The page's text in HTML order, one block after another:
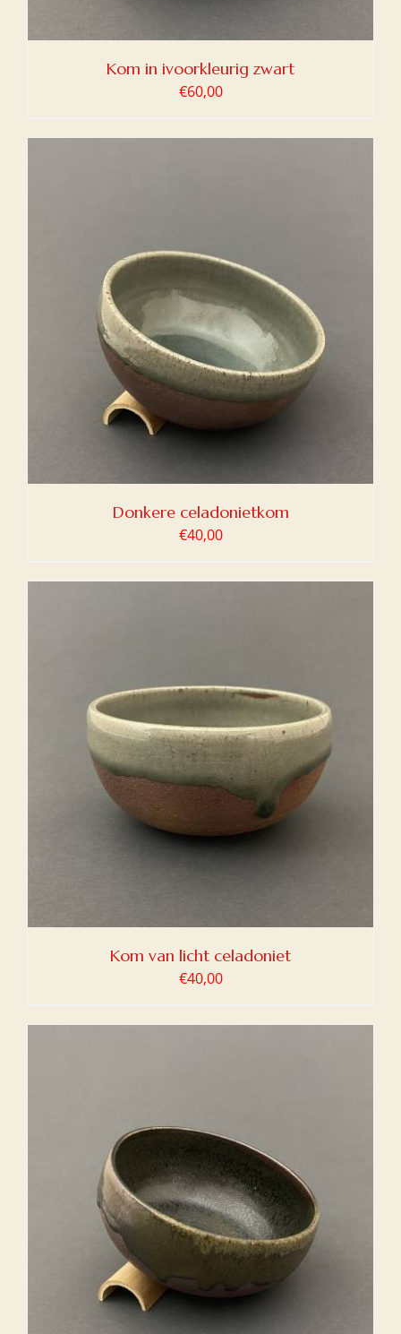
Kom in ivoorkleurig zwart
€60,00
Donkere celadonietkom
€40,00
Kom van licht celadoniet
€40,00